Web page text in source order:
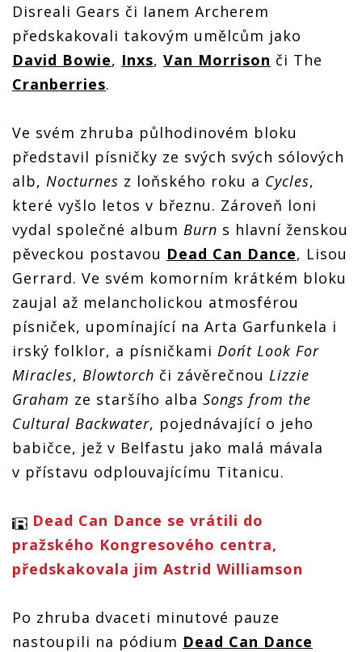
Disreali Gears či Ianem Archerem
předskakovali takovým umělcům jako
David Bowie, Inxs, Van Morrison či The
Cranberries.
Ve svém zhruba půlhodinovém bloku
představil písničky ze svých svých sólových
alb, Nocturnes z loňského roku a Cycles,
které vyšlo letos v březnu. Zároveň loni
vydal společné album Burn s hlavní ženskou
pěveckou postavou Dead Can Dance, Lisou
Gerrard. Ve svém komorním krátkém bloku
zaujal až melancholickou atmosférou
písniček, upomínající na Arta Garfunkela i
irský folklor, a písničkami Don´t Look For
Miracles, Blowtorch či závěrečnou Lizzie
Graham ze staršího alba Songs from the
Cultural Backwater, pojednávající o jeho
babičce, jež v Belfastu jako malá mávala
v přístavu odplouvajícímu Titanicu.
Dead Can Dance se vrátili do
pražského Kongresového centra,
předskakovala jim Astrid Williamson
Po zhruba dvaceti minutové pauze
nastoupili na pódium Dead Can Dance